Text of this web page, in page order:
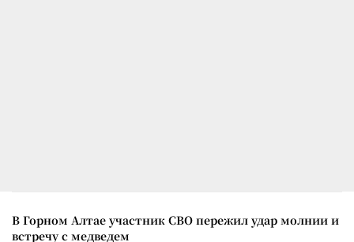
В Горном Алтае участник СВО пережил удар молнии и
встречу с медведем